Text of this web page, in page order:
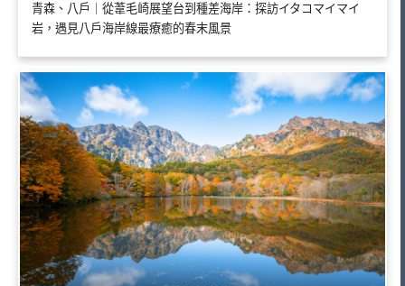
青森、八戶｜從葦毛崎展望台到種差海岸：探訪イタコマイマイ
岩，遇見八戶海岸線最療癒的春末風景